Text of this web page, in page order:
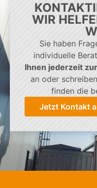
WIR
Sie haben
individuelle
Ihnen jederzeit
an oder
finden die
Jetzt Kontakt